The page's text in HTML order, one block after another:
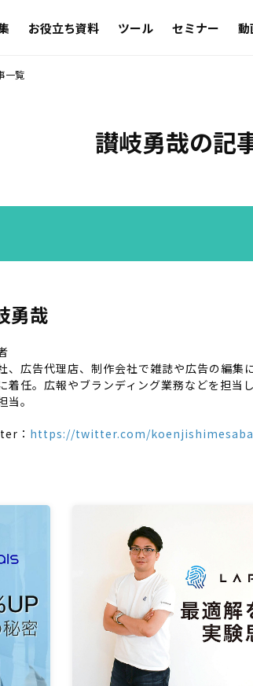
お役立ち資料 ツール セミナー 動
一覧
讃岐勇哉の記
勇哉
、広告代理店、制作会社で雑誌や広告の編
着任。広報やブランディング業務などを担
当。
： https://twitter.com/koenjishimesaba